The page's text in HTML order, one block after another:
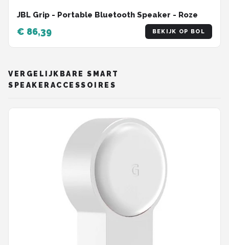
JBL Grip - Portable Bluetooth Speaker - Roze
€ 86,39 BEKIJK OP BOL
VERGELIJKBARE SMART
SPEAKERACCESSOIRES